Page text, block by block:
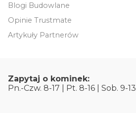
Blogi Budowlane
Opinie Trustmate
Artykuły Partnerów
Zapytaj o kominek:
Pn.-Czw. 8-17 | Pt. 8-16 | Sob. 9-13